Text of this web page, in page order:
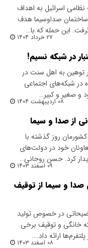
اسرائیل به اهداف
ساختمان صداوسیما هدف
این حمله که با…
۲۷ خرداد ۱۴۰۴
در شبکه نسیم!
توهین به اهل سنت در
در شبکه‌های اجتماعی
صغیر و کبیر…
۰۸ اردیبهشت ۱۴۰۴
از صدا و سیما
روز گذشته با
خود در دولت‌های
کرد. حسن روحانی…
۰۹ اسفند ۱۴۰۳
و سیما از توقیف
در خصوص تولید
خانگی و توقیف برخی
ارائه داد.…
۰۸ اسفند ۱۴۰۳